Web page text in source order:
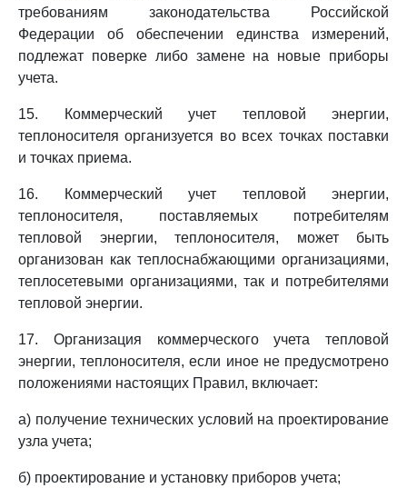
требованиям законодательства Российской
Федерации об обеспечении единства измерений,
подлежат поверке либо замене на новые приборы
учета.
15. Коммерческий учет тепловой энергии,
теплоносителя организуется во всех точках поставки
и точках приема.
16. Коммерческий учет тепловой энергии,
теплоносителя, поставляемых потребителям
тепловой энергии, теплоносителя, может быть
организован как теплоснабжающими организациями,
теплосетевыми организациями, так и потребителями
тепловой энергии.
17. Организация коммерческого учета тепловой
энергии, теплоносителя, если иное не предусмотрено
положениями настоящих Правил, включает:
а) получение технических условий на проектирование
узла учета;
б) проектирование и установку приборов учета;